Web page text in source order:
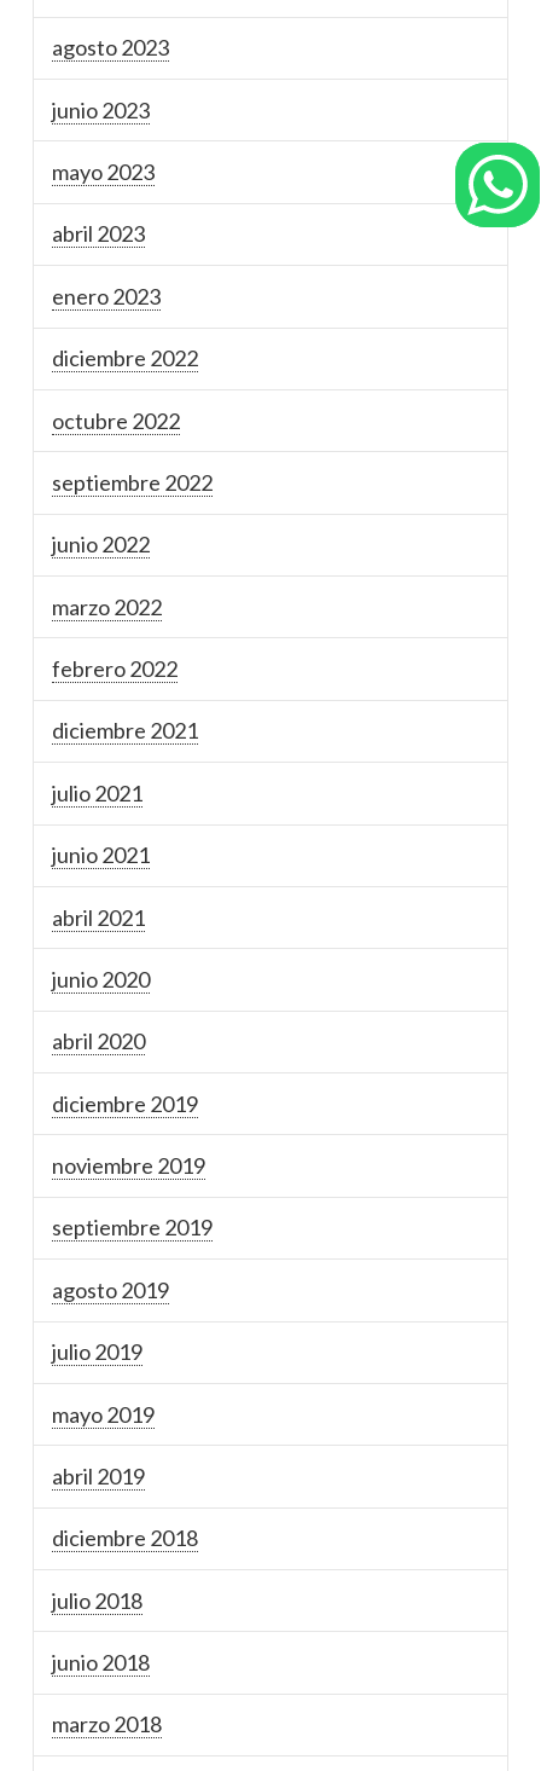
agosto 2023
junio 2023
mayo 2023
abril 2023
enero 2023
diciembre 2022
octubre 2022
septiembre 2022
junio 2022
marzo 2022
febrero 2022
diciembre 2021
julio 2021
junio 2021
abril 2021
junio 2020
abril 2020
diciembre 2019
noviembre 2019
septiembre 2019
agosto 2019
julio 2019
mayo 2019
abril 2019
diciembre 2018
julio 2018
junio 2018
marzo 2018